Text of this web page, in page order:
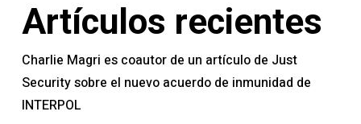
Artículos recientes
Charlie Magri es coautor de un artículo de Just
Security sobre el nuevo acuerdo de inmunidad de
INTERPOL